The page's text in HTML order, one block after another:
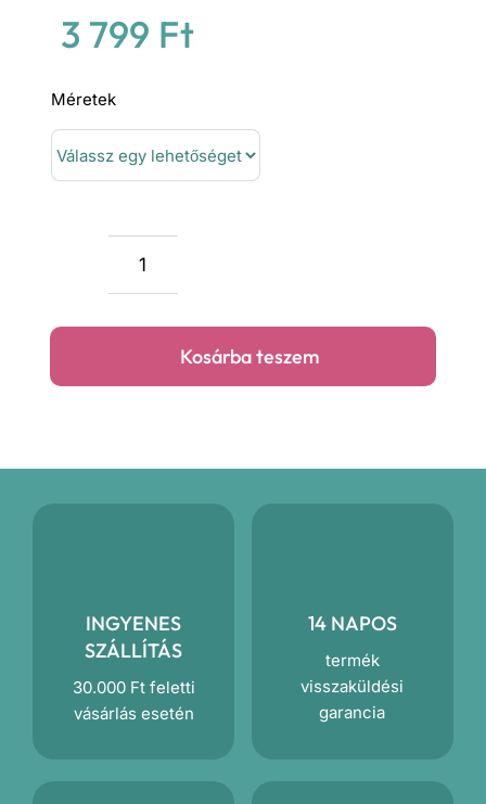
3 799 Ft
Méretek
Szürke
lezserKosárba teszem
INGYENES
SZÁLLÍTÁS
30.000 Ft feletti
vásárlás esetén
14 NAPOS
termék
visszaküldési
garancia